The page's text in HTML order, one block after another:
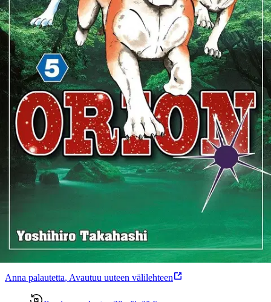
Tuotekuvaus
Suosikkisarjat "Hopeanuoli" ja "Weed" saavat jatkoa! Kun vaivalla
saavutettu rauha Ouussa päättyy, sankarien jälkeläisen on aika
seurata isiensä tassunjälkiä... Koiraseikkailuiden mestari Yoshihiro
Takahashin luoman tarinakokonaisuuden kolmas jakso, Orion,
saapui Suomeen! Tässä 30-osaisessa sarjassa päähenkilönä on
Weedin poika ja Hopeanuolen pojanpoika Orion. Ikäsuositus: 13+
Ominaisuudet
Ovatko tuotetiedot riittävät? Jos tuotetiedoissa on puutteita tai niitä
voisi muuten parantaa, anna palautetta.
Anna palautetta, Avautuu uuteen välilehteen